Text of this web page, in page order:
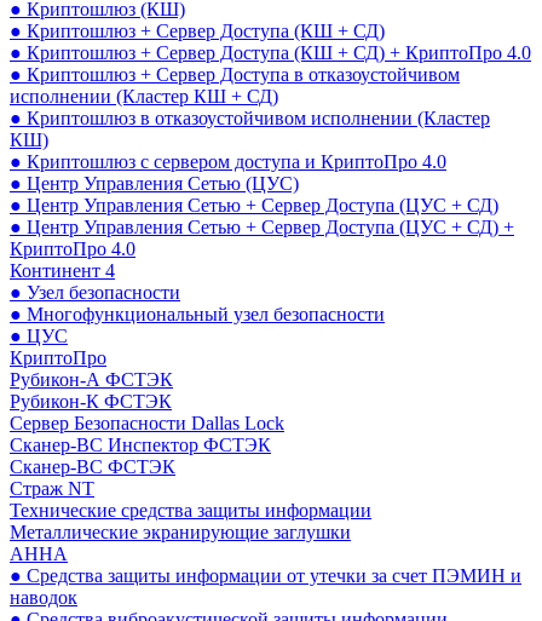
● Криптошлюз (КШ)
● Криптошлюз + Сервер Доступа (КШ + СД)
● Криптошлюз + Сервер Доступа (КШ + СД) + КриптоПро 4.0
● Криптошлюз + Сервер Доступа в отказоустойчивом
исполнении (Кластер КШ + СД)
● Криптошлюз в отказоустойчивом исполнении (Кластер
КШ)
● Криптошлюз с сервером доступа и КриптоПро 4.0
● Центр Управления Сетью (ЦУС)
● Центр Управления Сетью + Сервер Доступа (ЦУС + СД)
● Центр Управления Сетью + Сервер Доступа (ЦУС + СД) +
КриптоПро 4.0
Континент 4
● Узел безопасности
● Многофункциональный узел безопасности
● ЦУС
КриптоПро
Рубикон-А ФСТЭК
Рубикон-К ФСТЭК
Сервер Безопасности Dallas Lock
Сканер-ВС Инспектор ФСТЭК
Сканер-ВС ФСТЭК
Страж NT
Технические средства защиты информации
Металлические экранирующие заглушки
АННА
● Средства защиты информации от утечки за счет ПЭМИН и
наводок